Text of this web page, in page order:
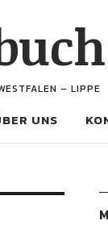
– LIPPE
UNS